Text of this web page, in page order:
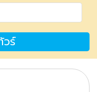
วร์